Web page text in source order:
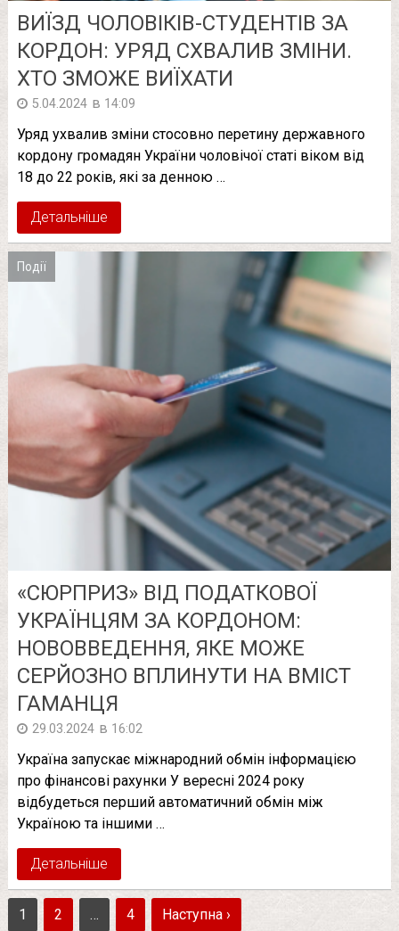
ВИЇЗД ЧОЛОВІКІВ-СТУДЕНТІВ ЗА
КОРДОН: УРЯД СХВАЛИВ ЗМІНИ.
ХТО ЗМОЖЕ ВИЇХАТИ
5.04.2024 в 14:09
Уряд ухвалив зміни стосовно перетину державного
кордону громадян України чоловічої статі віком від
18 до 22 років, які за денною …
Детальніше
Події
«СЮРПРИЗ» ВІД ПОДАТКОВОЇ
УКРАЇНЦЯМ ЗА КОРДОНОМ:
НОВОВВЕДЕННЯ, ЯКЕ МОЖЕ
СЕРЙОЗНО ВПЛИНУТИ НА ВМІСТ
ГАМАНЦЯ
29.03.2024 в 16:02
Україна запускає міжнародний обмін інформацією
про фінансові рахунки У вересні 2024 року
відбудеться перший автоматичний обмін між
Україною та іншими …
Детальніше
1 2 … 4 Наступна ›